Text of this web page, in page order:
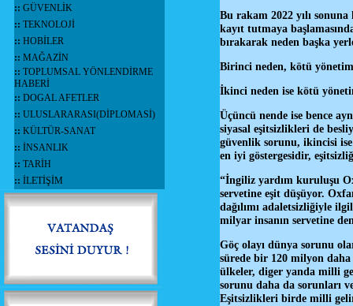
:: GÜVENLİK
:: TEKNOLOJİ
:: HOBİLER
:: MAĞAZİN
:: TOPLUMSAL YÖNLENDİRME
HABERİ
:: DOGAL AFETLER
:: ULUSLARARASI(DİPLOMASİ)
:: KÜLTÜR-SANAT
:: İNSANLIK
:: TARİH
:: İLETİŞİM
Bu rakam 2022 yılı
kayıt tutmaya
bırakarak neden başka
Birinci neden, kötü
İkinci neden ise kötü
Üçüncü nende ise bence
siyasal eşitsizlikleri de
güvenlik sorunu, ikincisi
en iyi göstergesidir,
“İngiliz yardım kuruluşu
servetine eşit düşüyor.
dağılımı adaletsizliğiyle
milyar insanın servetine
Göç olayı dünya sorunu
sürede bir 120 milyon
ülkeler, diger yanda milli
sorunu daha da sorunları
Eşitsizlikleri birde milli